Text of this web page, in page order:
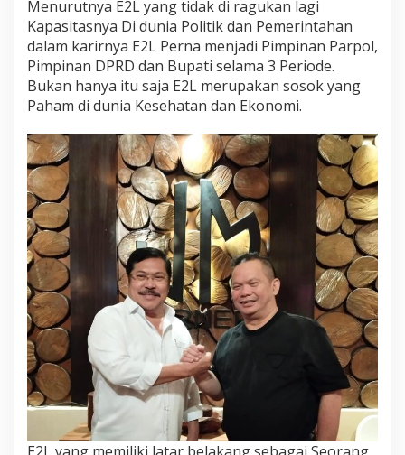
Menurutnya E2L yang tidak di ragukan lagi
Kapasitasnya Di dunia Politik dan Pemerintahan
dalam karirnya E2L Perna menjadi Pimpinan Parpol,
Pimpinan DPRD dan Bupati selama 3 Periode.
Bukan hanya itu saja E2L merupakan sosok yang
Paham di dunia Kesehatan dan Ekonomi.